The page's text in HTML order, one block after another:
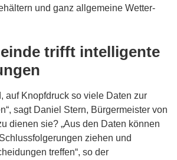
und ganz allgemeine Wetter-
trifft intelligente
auf Knopfdruck so viele Daten zur
sagt Daniel Stern, Bürgermeister von
dienen sie? „Aus den Daten können
ziehen und
treffen“, so der